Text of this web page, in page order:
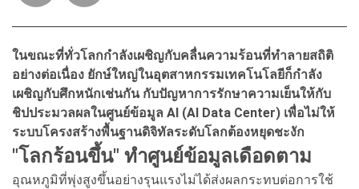
ในขณะที่ทั่วโลกกำลังเผชิญกับคลื่นความร้อนที่ทำลายสถิติ
อย่างต่อเนื่อง ยักษ์ใหญ่ในอุตสาหกรรมเทคโนโลยีก็กำลัง
เผชิญกับศึกหนักเช่นกัน กับปัญหาการรักษาความเย็นให้กับ
ชิปประมวลผลในศูนย์ข้อมูล AI (AI Data Center) เพื่อไม่ให้
ระบบโครงสร้างพื้นฐานดิจิทัลระดับโลกต้องหยุดชะงัก
"โลกร้อนขึ้น" ทำศูนย์ข้อมูลเดือดตาม
อุณหภูมิที่พุ่งสูงขึ้นอย่างรุนแรงไม่ได้ส่งผลกระทบต่อการใช้